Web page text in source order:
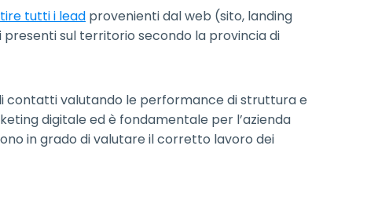
tutti i lead provenienti dal web (sito, landing
presenti sul territorio secondo la provincia di
contatti valutando le performance di struttura e
digitale ed è fondamentale per l’azienda
in grado di valutare il corretto lavoro dei